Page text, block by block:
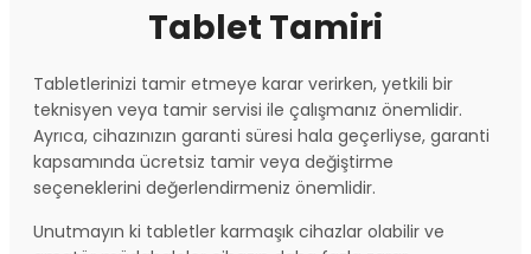
Tablet Tamiri
Tabletlerinizi tamir etmeye karar verirken, yetkili bir
teknisyen veya tamir servisi ile çalışmanız önemlidir.
Ayrıca, cihazınızın garanti süresi hala geçerliyse, garanti
kapsamında ücretsiz tamir veya değiştirme
seçeneklerini değerlendirmeniz önemlidir.
Unutmayın ki tabletler karmaşık cihazlar olabilir ve